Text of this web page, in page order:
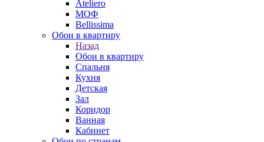
Ateliero
МОФ
Bellissima
Обои в квартиру
Назад
Обои в квартиру
Спальня
Кухня
Детская
Зал
Коридор
Ванная
Кабинет